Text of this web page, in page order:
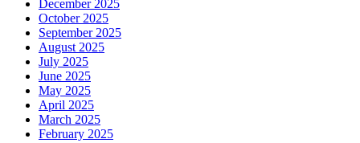
December 2025
October 2025
September 2025
August 2025
July 2025
June 2025
May 2025
April 2025
March 2025
February 2025